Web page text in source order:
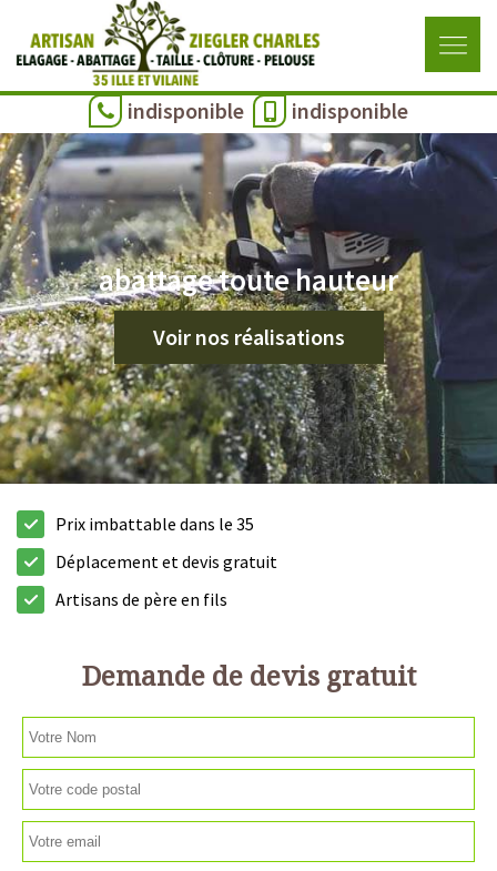
indisponible indisponible
abattage toute hauteur
Voir nos réalisations
Prix imbattable dans le 35
Déplacement et devis gratuit
Artisans de père en fils
Demande de devis gratuit